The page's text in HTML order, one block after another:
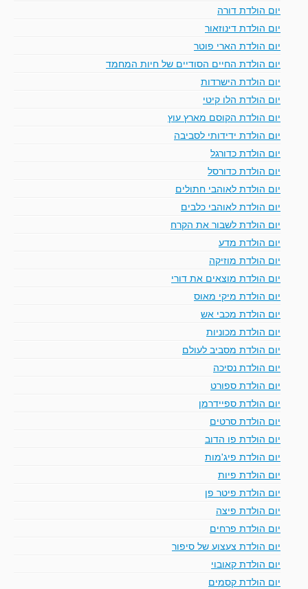
יום הולדת דורה
יום הולדת דינוזאור
יום הולדת הארי פוטר
יום הולדת החיים הסודיים של חיות המחמד
יום הולדת הישרדות
יום הולדת הלו קיטי
יום הולדת הקוסם מארץ עוץ
יום הולדת ידידותי לסביבה
יום הולדת כדורגל
יום הולדת כדורסל
יום הולדת לאוהבי חתולים
יום הולדת לאוהבי כלבים
יום הולדת לשבור את הקרח
יום הולדת מדע
יום הולדת מוזיקה
יום הולדת מוצאים את דורי
יום הולדת מיקי מאוס
יום הולדת מכבי אש
יום הולדת מכוניות
יום הולדת מסביב לעולם
יום הולדת נסיכה
יום הולדת ספורט
יום הולדת ספיידרמן
יום הולדת סרטים
יום הולדת פו הדוב
יום הולדת פיג'מות
יום הולדת פיות
יום הולדת פיטר פן
יום הולדת פיצה
יום הולדת פרחים
יום הולדת צעצוע של סיפור
יום הולדת קאובוי
יום הולדת קסמים